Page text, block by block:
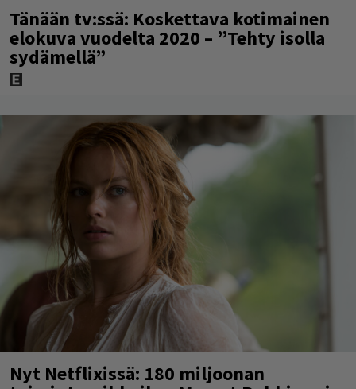
Tänään tv:ssä: Koskettava kotimainen
elokuva vuodelta 2020 – ”Tehty isolla
sydämellä”
Nyt Netflixissä: 180 miljoonan